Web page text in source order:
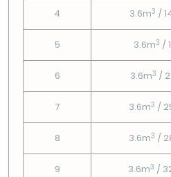
4 3.6m3 /
5 3.6m3 /
6 3.6m3 /
7 3.6m3 /
8 3.6m3 /
9 3.6m3 /